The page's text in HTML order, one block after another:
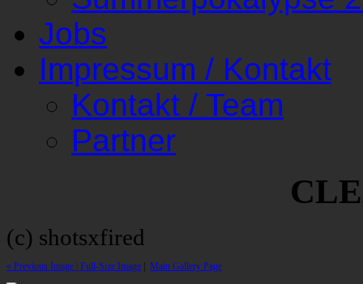
Jobs
Impressum / Kontakt
Kontakt / Team
Partner
(c) shotsxfired
« Previous Image | Full-Size Image Main Gallery Page